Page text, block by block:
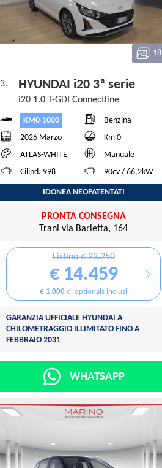
18
3. HYUNDAI i20 3ª serie
i20 1.0 T-GDI Connectline
KM0-1000
Benzina
2026 Marzo
Km 0
ATLAS-WHITE
Manuale
Cilind. 998
90cv / 66,2kW
IDONEA NEOPATENTATI
PRONTA CONSEGNA
Trani via Barletta, 164
Listino € 23.250
€ 14.459
€ 1.000 di optionals inclusi
GARANZIA UFFICIALE HYUNDAI A
CHILOMETRAGGIO ILLIMITATO FINO A
FEBBRAIO 2031
WHATSAPP